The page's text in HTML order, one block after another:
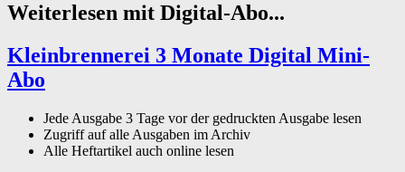
Weiterlesen mit Digital-Abo...
Kleinbrennerei 3 Monate Digital Mini-
Abo
Jede Ausgabe 3 Tage vor der gedruckten Ausgabe lesen
Zugriff auf alle Ausgaben im Archiv
Alle Heftartikel auch online lesen